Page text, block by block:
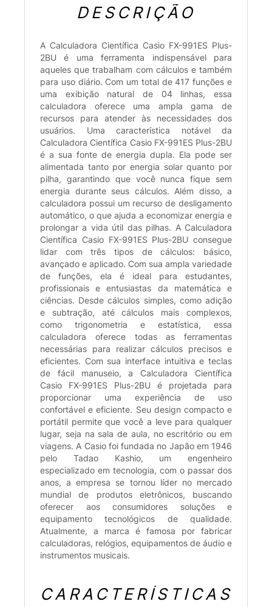
DESCRIÇÃO
A Calculadora Científica Casio FX-991ES Plus-
2BU é uma ferramenta indispensável para
aqueles que trabalham com cálculos e também
para uso diário. Com um total de 417 funções e
uma exibição natural de 04 linhas, essa
calculadora oferece uma ampla gama de
recursos para atender às necessidades dos
usuários. Uma característica notável da
Calculadora Científica Casio FX-991ES Plus-2BU
é a sua fonte de energia dupla. Ela pode ser
alimentada tanto por energia solar quanto por
pilha, garantindo que você nunca fique sem
energia durante seus cálculos. Além disso, a
calculadora possui um recurso de desligamento
automático, o que ajuda a economizar energia e
prolongar a vida útil das pilhas. A Calculadora
Científica Casio FX-991ES Plus-2BU consegue
lidar com três tipos de cálculos: básico,
avançado e aplicado. Com sua ampla variedade
de funções, ela é ideal para estudantes,
profissionais e entusiastas da matemática e
ciências. Desde cálculos simples, como adição
e subtração, até cálculos mais complexos,
como trigonometria e estatística, essa
calculadora oferece todas as ferramentas
necessárias para realizar cálculos precisos e
eficientes. Com sua interface intuitiva e teclas
de fácil manuseio, a Calculadora Científica
Casio FX-991ES Plus-2BU é projetada para
proporcionar uma experiência de uso
confortável e eficiente. Seu design compacto e
portátil permite que você a leve para qualquer
lugar, seja na sala de aula, no escritório ou em
viagens. A Casio foi fundada no Japão em 1946
pelo Tadao Kashio, um engenheiro
especializado em tecnologia, com o passar dos
anos, a empresa se tornou líder no mercado
mundial de produtos eletrônicos, buscando
oferecer aos consumidores soluções e
equipamento tecnológicos de qualidade.
Atualmente, a marca é famosa por fabricar
calculadoras, relógios, equipamentos de áudio e
instrumentos musicais.
CARACTERÍSTICAS